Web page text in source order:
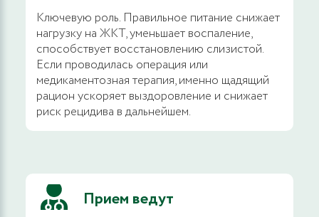
Ультразвуковое сопровождение при
манипуляциях
1900 руб.
ЗАПИСАТЬСЯ
Видеозапись исследования на электронные
носители
Дуплексное сканирование сосудов
Ключевую роль. Правильное питание снижает
нагрузку на ЖКТ, уменьшает воспаление,
способствует восстановлению слизистой.
Если проводилась операция или
медикаментозная терапия, именно щадящий
рацион ускоряет выздоровление и снижает
риск рецидива в дальнейшем.
Прием ведут